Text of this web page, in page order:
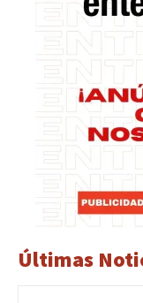
Últimas